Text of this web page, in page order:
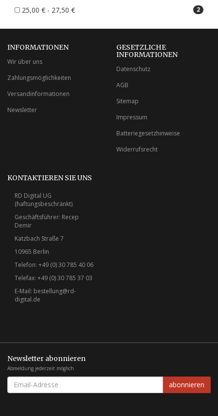
25,00 € - 27,50 € 2
INFORMATIONEN
Wir über uns
Zahlungsmöglichkeiten
Versandinformationen
Newsletter
GESETZLICHE
INFORMATIONEN
Datenschutz
AGB
Sitemap
Impressum
Batteriegesetzhinweise
Widerrufsrecht
KONTAKTIEREN SIE UNS
RD Digital UG
(haftungsbeschränkt)
Geschäftsführer: Recep
Demir
Katzbach Straße 7
10965 Berlin
Telefon: +49 (0) 30 785 40 06
Telefax: +49 (0) 30 785 37 03
E-Mail: bestellung@rd-
digital.de
Newsletter abonnieren
Abmeldung jederzeit möglich
EMAIL-
ADRESSE
abonnieren